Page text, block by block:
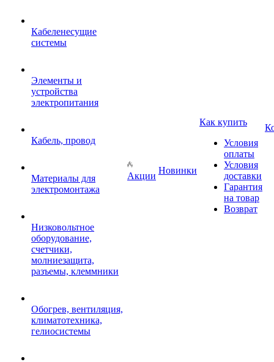
Кабеленесущие
системы
Элементы и
устройства
электропитания
Кабель, провод
Материалы для
электромонтажа
Низковольтное
оборудование,
счетчики,
молниезащита,
разъемы, клеммники
Обогрев, вентиляция,
климатотехника,
гелиосистемы
Акции
Новинки
Как купить
Условия
оплаты
Условия
доставки
Гарантия
на товар
Возврат